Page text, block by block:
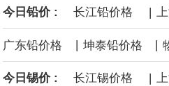
今日铅价 : 长江铅价格 |
广东铅价格 坤泰铅价格
今日锡价 : 长江锡价格 |